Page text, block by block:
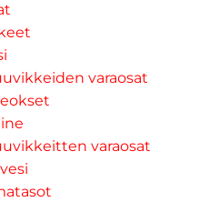
varaosat
varaosat